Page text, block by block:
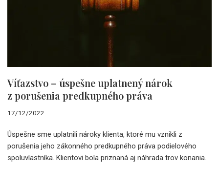
Víťazstvo – úspešne uplatnený nárok
z porušenia predkupného práva
17/12/2022
Úspešne sme uplatnili nároky klienta, ktoré mu vznikli z
porušenia jeho zákonného predkupného práva podielového
spoluvlastníka. Klientovi bola priznaná aj náhrada trov konania.